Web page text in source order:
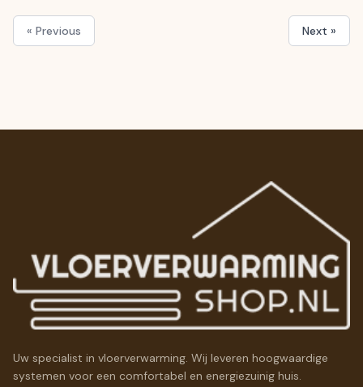
« Previous Next »
Uw specialist in vloerverwarming. Wij leveren hoogwaardige
systemen voor een comfortabel en energiezuinig huis.